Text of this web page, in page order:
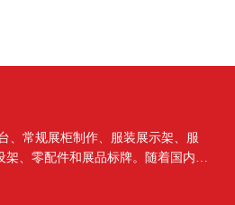
、常规展柜制作、服装展示架、服
、零配件和展品标牌。随着国内经